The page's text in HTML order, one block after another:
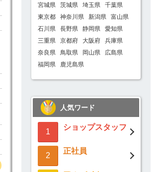
宮城県
茨城県 埼玉県
千葉県
東京都
神奈川県 新潟県
富山県
石川県
長野県 静岡県
愛知県
三重県
京都府 大阪府
兵庫県
奈良県
鳥取県 岡山県
広島県
福岡県
鹿児島県
人気ワード
1
ショップスタッフ
2
正社員